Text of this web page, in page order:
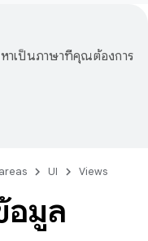
าเป็นภาษาที่คุณต้องการ
UI Views
อมูล